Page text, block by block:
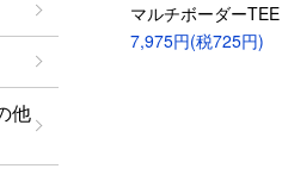
マルチボーダーTEE
7,975円(税725円)
他